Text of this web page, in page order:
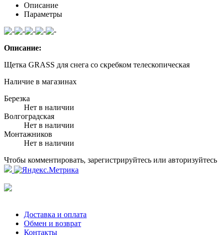
Описание
Параметры
Описание:
Щетка GRASS для снега со скребком телескопическая
Наличие в магазинах
Березка
Нет в наличии
Волгоградская
Нет в наличии
Монтажников
Нет в наличии
Чтобы комментировать, зарегистрируйтесь или авторизуйтесь
Доставка и оплата
Обмен и возврат
Контакты